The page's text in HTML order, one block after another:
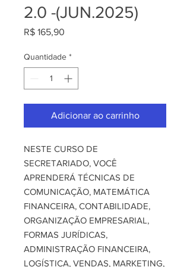
2.0 -(JUN.2025)
R$ 165,90
Quantidade *
Adicionar ao carrinho
NESTE CURSO DE
SECRETARIADO, VOCÊ
APRENDERÁ TÉCNICAS DE
COMUNICAÇÃO, MATEMÁTICA
FINANCEIRA, CONTABILIDADE,
ORGANIZAÇÃO EMPRESARIAL,
FORMAS JURÍDICAS,
ADMINISTRAÇÃO FINANCEIRA,
LOGÍSTICA, VENDAS, MARKETING,